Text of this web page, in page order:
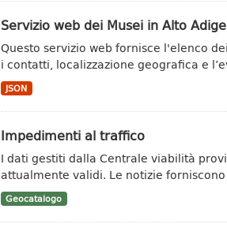
Servizio web dei Musei in Alto Adige
Questo servizio web fornisce l'elenco
i contatti, localizzazione geografica e
JSON
Impedimenti al traffico
I dati gestiti dalla Centrale viabilità
attualmente validi. Le notizie
Geocatalogo